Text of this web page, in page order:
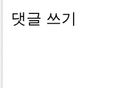
댓글 쓰기